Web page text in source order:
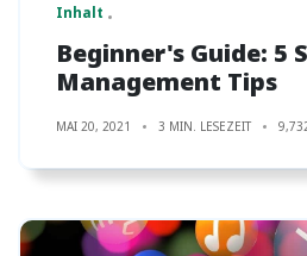
Inhalt
Beginner's Guide: 5
Management Tips
MAI 20, 2021 3 MIN. LESEZEIT